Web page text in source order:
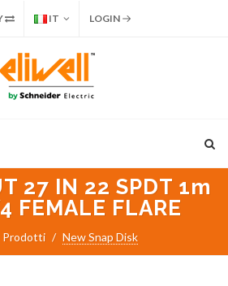
IT LOGIN
27 IN 22 SPDT 1m
FEMALE FLARE
Prodotti New Snap Disk